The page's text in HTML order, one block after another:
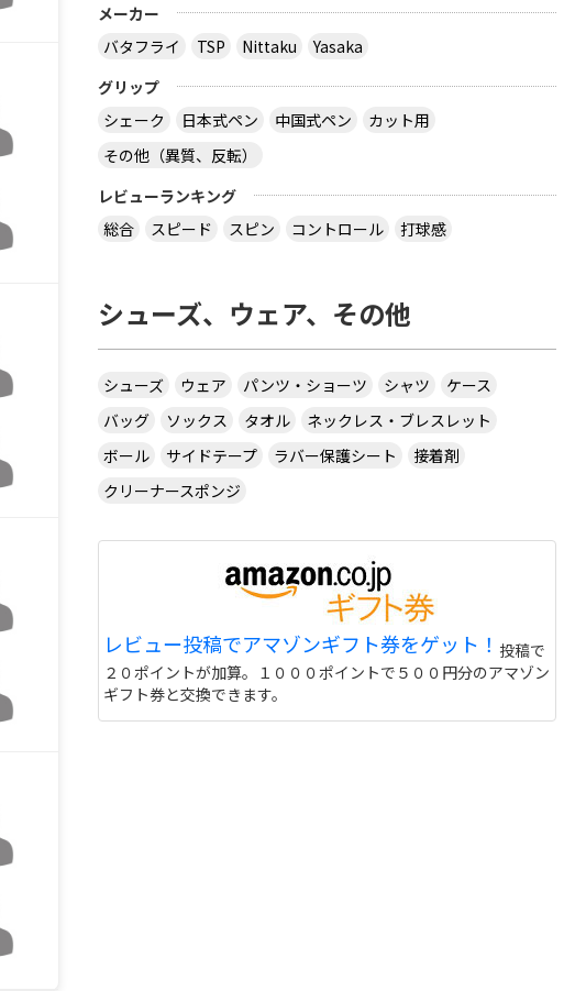
メーカー
バタフライ
TSP Nittaku
Yasaka
グリップ
シェーク
日本式ペン 中国式ペン
カット用
その他（異質、反転）
レビューランキング
総合
スピード スピン コントロール 打球感
シューズ、ウェア、その他
シューズ ウェア パンツ・ショーツ シャツ
ケース
バッグ
ソックス タオル
ネックレス・ブレスレット
ボール
サイドテープ ラバー保護シート
接着剤
クリーナースポンジ
レビュー投稿でアマゾンギフト券をゲット！ 投稿で
２０ポイントが加算。１０００ポイントで５００円分のアマゾン
ギフト券と交換できます。